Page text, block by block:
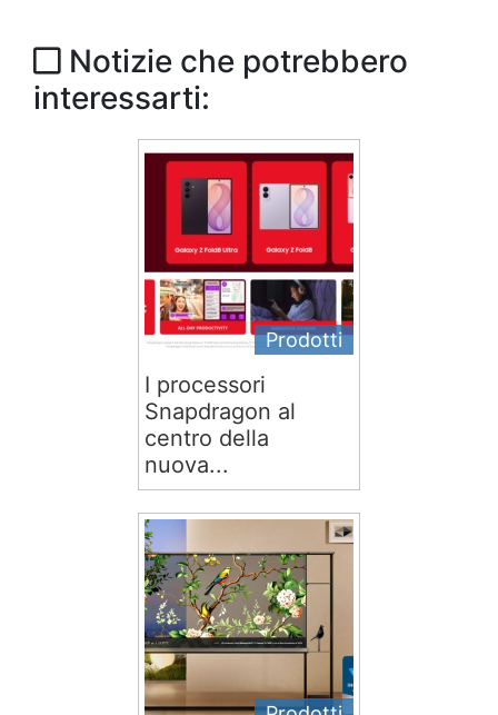
Notizie che potrebbero
interessarti:
Prodotti
I processori
Snapdragon al
centro della
nuova...